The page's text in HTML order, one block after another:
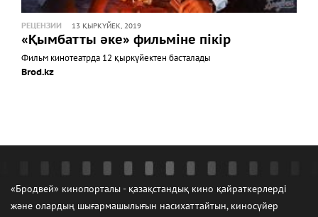
РЕЦЕНЗИИ 13 ҚЫРКҮЙЕК, 2019
«Қымбатты әке» фильміне пікір
Фильм кинотеатрда 12 қыркүйектен басталады
Brod.kz
«Бродвей» кинопорталы - қазақстандық кино қайраткерлерді
және олардың шығармашылығын насихаттайтын, киносүйер